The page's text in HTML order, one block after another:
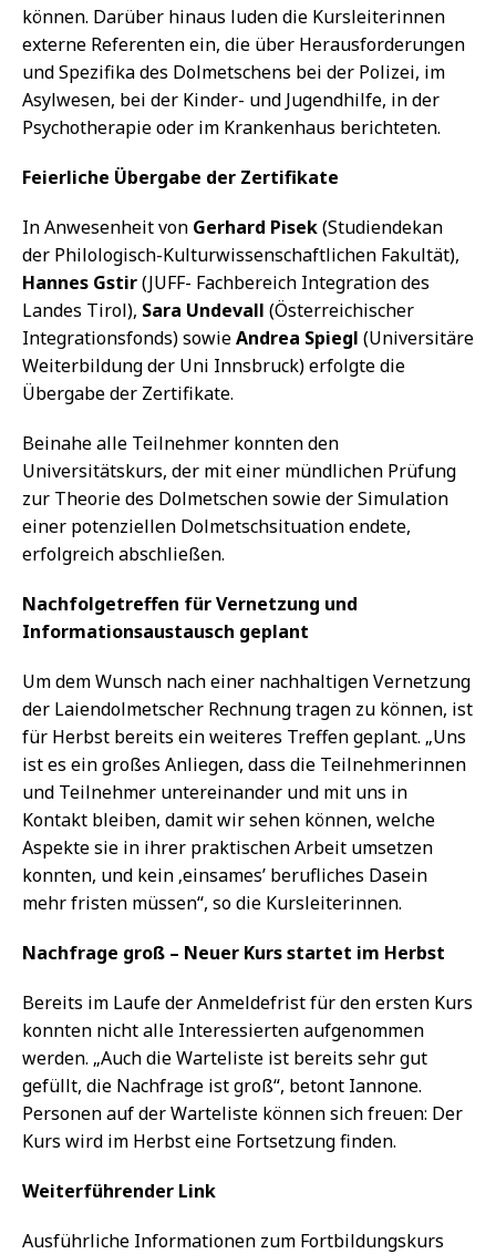
können. Darüber hinaus luden die Kursleiterinnen
externe Referenten ein, die über Herausforderungen
und Spezifika des Dolmetschens bei der Polizei, im
Asylwesen, bei der Kinder- und Jugendhilfe, in der
Psychotherapie oder im Krankenhaus berichteten.
Feierliche Übergabe der Zertifikate
In Anwesenheit von Gerhard Pisek(Studiendekan
der Philologisch-Kulturwissenschaftlichen Fakultät),
Hannes Gstir(JUFF- Fachbereich Integration des
Landes Tirol), Sara Undevall (Österreichischer
Integrationsfonds) sowieAndrea Spiegl (Universitäre
Weiterbildung der Uni Innsbruck) erfolgte die
Übergabe der Zertifikate.
Beinahe alle Teilnehmer konnten den
Universitätskurs, der mit einer mündlichen Prüfung
zur Theorie des Dolmetschen sowie der Simulation
einer potenziellen Dolmetschsituation endete,
erfolgreich abschließen.
Nachfolgetreffen für Vernetzung und
Informationsaustausch geplant
Um dem Wunsch nach einer nachhaltigen Vernetzung
der Laiendolmetscher Rechnung tragen zu können, ist
für Herbst bereits ein weiteres Treffen geplant. „Uns
ist es ein großes Anliegen, dass die Teilnehmerinnen
und Teilnehmer untereinander und mit uns in
Kontakt bleiben, damit wir sehen können, welche
Aspekte sie in ihrer praktischen Arbeit umsetzen
konnten, und kein ‚einsames’ berufliches Dasein
mehr fristen müssen“, so die Kursleiterinnen.
Nachfrage groß – Neuer Kurs startet im Herbst
Bereits im Laufe der Anmeldefrist für den ersten Kurs
konnten nicht alle Interessierten aufgenommen
werden. „Auch die Warteliste ist bereits sehr gut
gefüllt, die Nachfrage ist groß“, betont Iannone.
Personen auf der Warteliste können sich freuen: Der
Kurs wird im Herbst eine Fortsetzung finden.
Weiterführender Link
Ausführliche Informationen zum Fortbildungskurs